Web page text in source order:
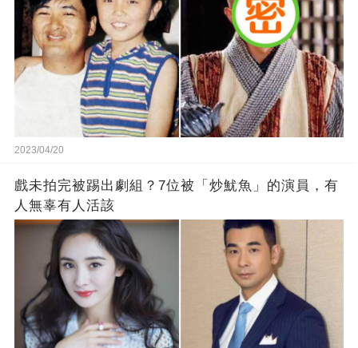
2023/04/20
戲未拍完被踢出劇組？7位被「炒魷魚」的演員，有
人無辜有人活該